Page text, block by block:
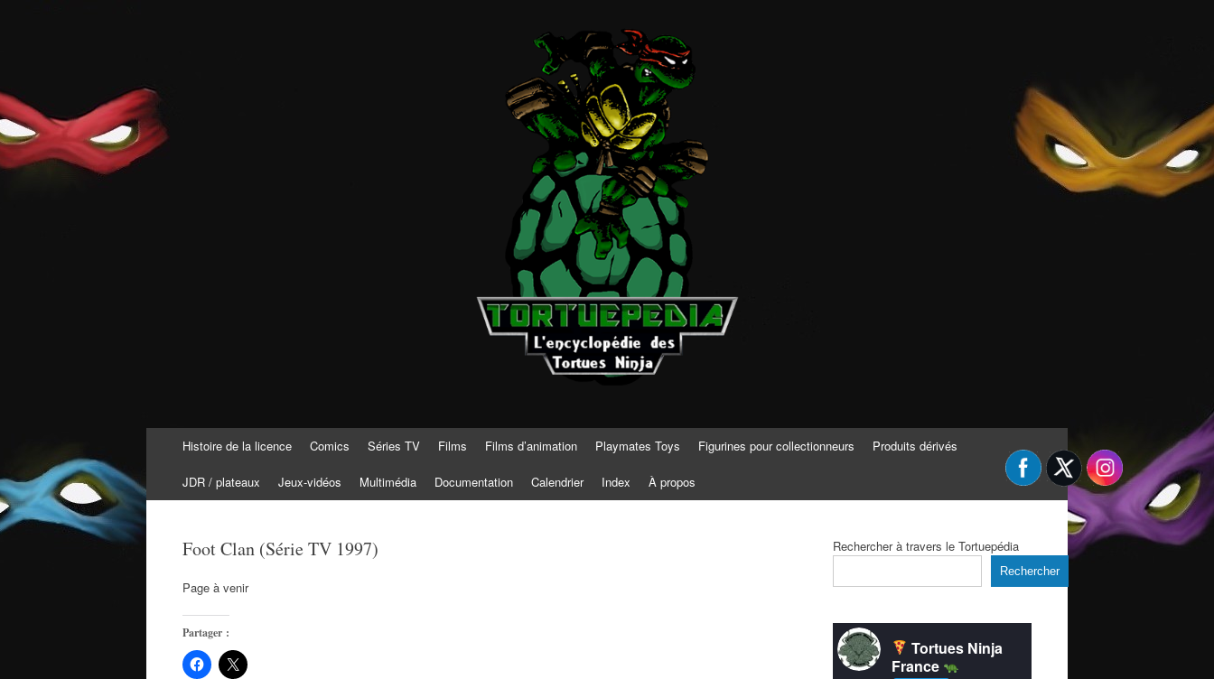
Tortuepédia
L'encyclopédie des Tortues Ninja !
contenu
Histoire de la licence Comics Séries TV Films Films d’animation Playmates Toys Figurines pour collectionneurs Produits dérivés
JDR / plateaux Jeux-vidéos Multimédia Documentation Calendrier Index À propos
Foot Clan (Série TV 1997)
Page à venir
Partager :
Rechercher à travers le Tortuepédia
Rechercher
Tortues Ninja
France